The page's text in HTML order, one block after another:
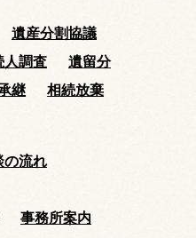
遺産分割協議
人調査
遺留分
継
相続放棄
の流れ
事務所案内